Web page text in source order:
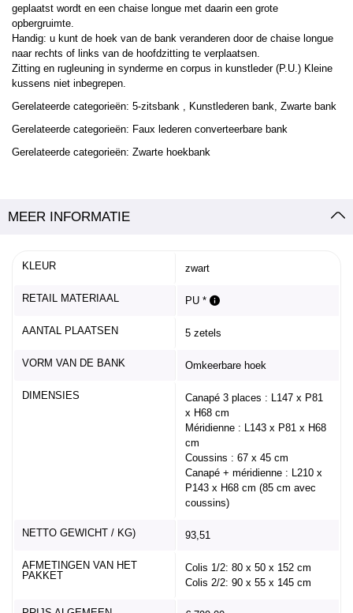
geplaatst wordt en een chaise longue met daarin een grote
opbergruimte.
Handig: u kunt de hoek van de bank veranderen door de chaise longue
naar rechts of links van de hoofdzitting te verplaatsen.
Zitting en rugleuning in synderme en corpus in kunstleder (P.U.) Kleine
kussens niet inbegrepen.
Gerelateerde categorieën: 5-zitsbank , Kunstlederen bank, Zwarte bank
Gerelateerde categorieën: Faux lederen converteerbare bank
Gerelateerde categorieën: Zwarte hoekbank
MEER INFORMATIE
KLEUR zwart
RETAIL MATERIAAL PU *
AANTAL PLAATSEN 5 zetels
VORM VAN DE BANK Omkeerbare hoek
DIMENSIES
Canapé 3 places : L147 x P81
x H68 cm
Méridienne : L143 x P81 x H68
cm
Coussins : 67 x 45 cm
Canapé + méridienne : L210 x
P143 x H68 cm (85 cm avec
coussins)
NETTO GEWICHT / KG) 93,51
AFMETINGEN VAN HET
PAKKET
Colis 1/2: 80 x 50 x 152 cm
Colis 2/2: 90 x 55 x 145 cm